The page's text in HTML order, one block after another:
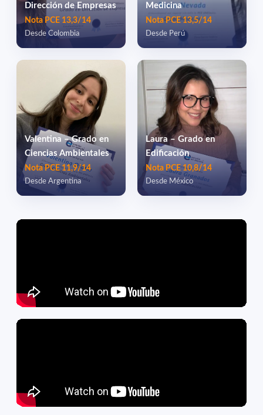
Dirección de Empresas
Nota PCE 13,3/14
Desde Colombia
Medicina
Nota PCE 13,5/14
Desde Perú
Valentina – Grado en
Ciencias Ambientales
Nota PCE 11,9/14
Desde Argentina
Laura – Grado en
Edificación
Nota PCE 10,8/14
Desde México